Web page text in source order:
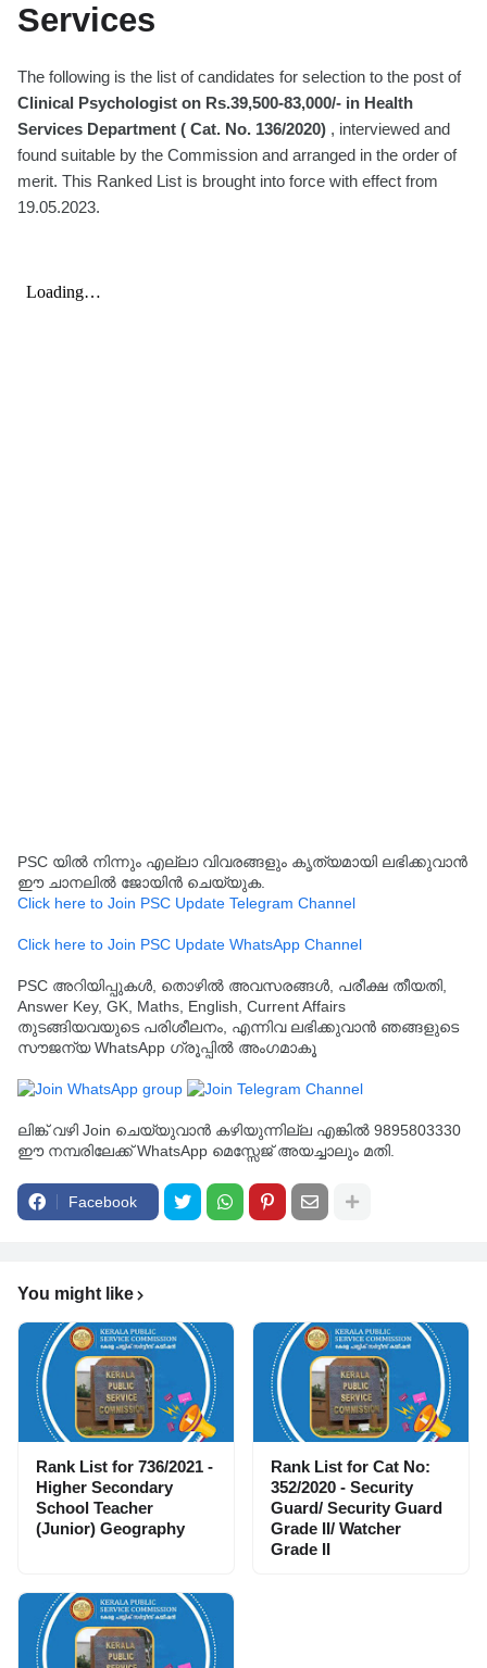
Services
The following is the list of candidates for selection to the post of
Clinical Psychologist on Rs.39,500-83,000/- in Health
Services Department ( Cat. No. 136/2020) , interviewed and
found suitable by the Commission and arranged in the order of
merit. This Ranked List is brought into force with effect from
19.05.2023.
PSC യിൽ നിന്നും എല്ലാ വിവരങ്ങളും കൃത്യമായി ലഭിക്കുവാൻ
ഈ ചാനലിൽ ജോയിൻ ചെയ്യുക.
Click here to Join PSC Update Telegram Channel
Click here to Join PSC Update WhatsApp Channel
PSC അറിയിപ്പുകൾ, തൊഴിൽ അവസരങ്ങൾ, പരീക്ഷ തീയതി,
Answer Key, GK, Maths, English, Current Affairs
തുടങ്ങിയവയുടെ പരിശീലനം, എന്നിവ ലഭിക്കുവാൻ ഞങ്ങളുടെ
സൗജന്യ WhatsApp ഗ്രൂപ്പിൽ അംഗമാകൂ
ലിങ്ക് വഴി Join ചെയ്യുവാൻ കഴിയുന്നില്ല എങ്കിൽ 9895803330
ഈ നമ്പരിലേക്ക് WhatsApp മെസ്സേജ് അയച്ചാലും മതി.
Facebook
You might like
Rank List for 736/2021 -
Higher Secondary
School Teacher
(Junior) Geography
Rank List for Cat No:
352/2020 - Security
Guard/ Security Guard
Grade II/ Watcher
Grade II